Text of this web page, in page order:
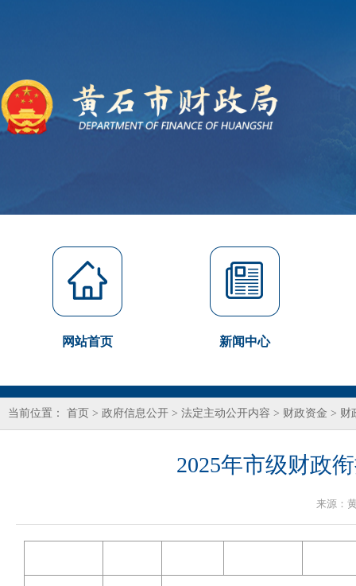
网站首页 新闻中心
当前位置： 首页 > 政府信息公开 > 法定主动公开内容 > 财政资金 > 财
2025年市级财政
来源：